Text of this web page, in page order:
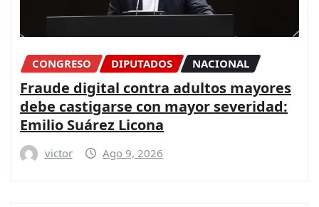
CONGRESO DIPUTADOS NACIONAL
Fraude digital contra adultos mayores
debe castigarse con mayor severidad:
Emilio Suárez Licona
victor Ago 9, 2026